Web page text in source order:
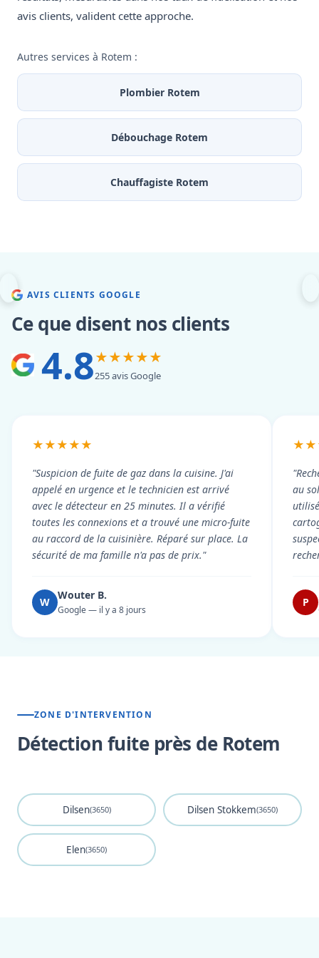
avis clients, valident cette approche.
Autres services à Rotem :
Plombier Rotem
Débouchage Rotem
Chauffagiste Rotem
AVIS CLIENTS GOOGLE
Ce que disent nos clients
4.8★★★★★
255 avis Google
★★★★★
"Suspicion de fuite de gaz dans la cuisine. J'ai
appelé en urgence et le technicien est arrivé
avec le détecteur en 25 minutes. Il a vérifié
toutes les connexions et a trouvé une micro-fuite
au raccord de la cuisinière. Réparé sur place. La
sécurité de ma famille n'a pas de prix."
W
Wouter B.
Google — il y a 8 jours
au
P
ZONE D'INTERVENTION
Détection fuite près de Rotem
Dilsen(3650) Dilsen Stokkem(3650)
Elen(3650)